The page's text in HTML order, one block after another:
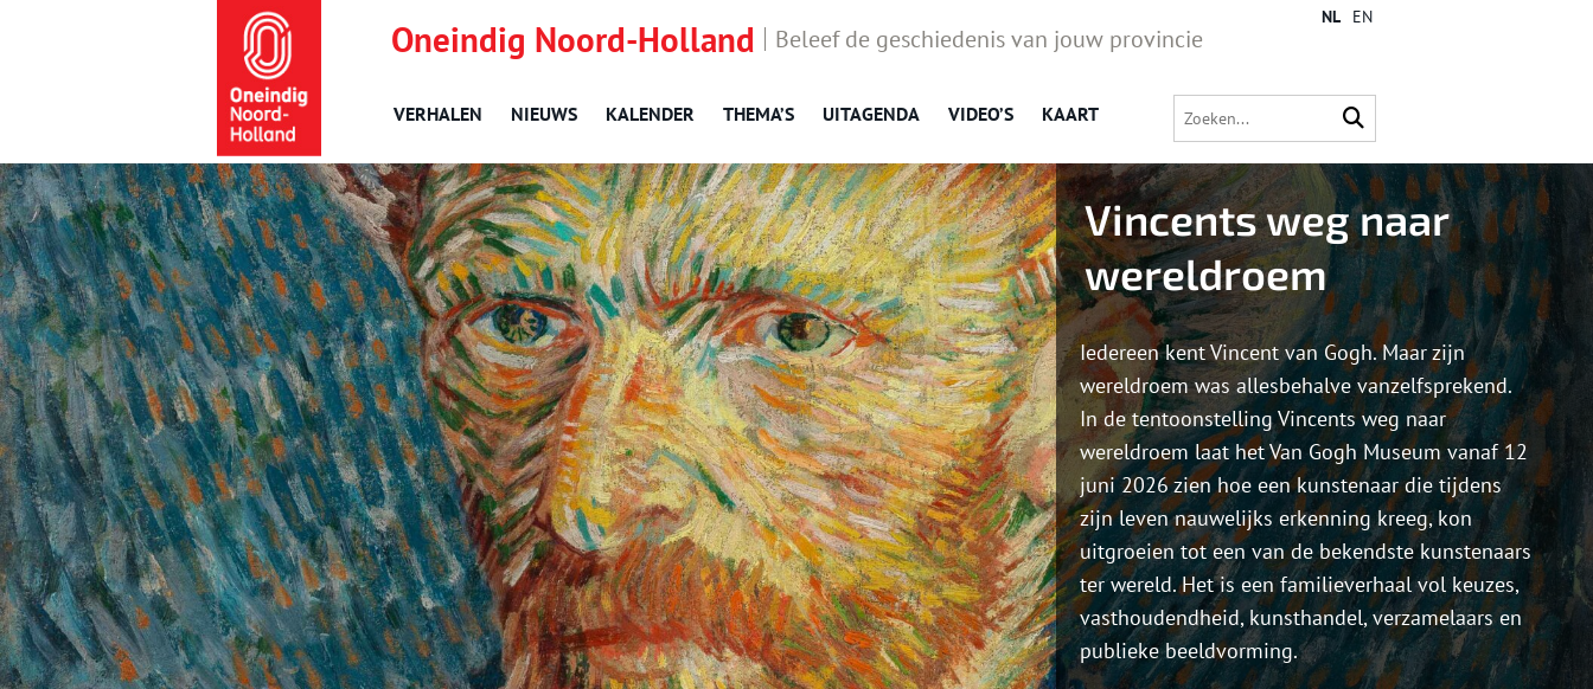
Oneindig Noord-Holland Beleef de geschiedenis van jouw provincie
VERHALEN NIEUWS KALENDER THEMA’S UITAGENDA VIDEO’S KAART
NL EN
Vincents weg naar
wereldroem
Iedereen kent Vincent van Gogh. Maar zijn
wereldroem was allesbehalve vanzelfsprekend.
In de tentoonstelling Vincents weg naar
wereldroem laat het Van Gogh Museum vanaf 12
juni 2026 zien hoe een kunstenaar die tijdens
zijn leven nauwelijks erkenning kreeg, kon
uitgroeien tot een van de bekendste kunstenaars
ter wereld. Het is een familieverhaal vol keuzes,
vasthoudendheid, kunsthandel, verzamelaars en
publieke beeldvorming.